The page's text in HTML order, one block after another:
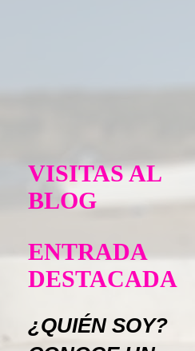
VISITAS AL
BLOG
ENTRADA
DESTACADA
¿QUIÉN SOY?